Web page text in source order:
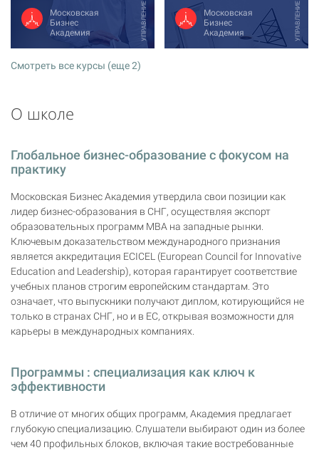
УПРАВЛЕНИЕ
Московская
Бизнес
Академия
УПРАВЛЕНИЕ
Московская
Бизнес
Академия
Смотреть все курсы (еще 2)
О школе
Глобальное бизнес-образование с фокусом на
практику
Московская Бизнес Академия утвердила свои позиции как
лидер бизнес-образования в СНГ, осуществляя экспорт
образовательных программ MBA на западные рынки.
Ключевым доказательством международного признания
является аккредитация ECICEL (European Council for Innovative
Education and Leadership), которая гарантирует соответствие
учебных планов строгим европейским стандартам. Это
означает, что выпускники получают диплом, котирующийся не
только в странах СНГ, но и в ЕС, открывая возможности для
карьеры в международных компаниях.
Программы : специализация как ключ к
эффективности
В отличие от многих общих программ, Академия предлагает
глубокую специализацию. Слушатели выбирают один из более
чем 40 профильных блоков, включая такие востребованные